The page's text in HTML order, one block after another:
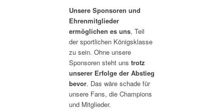
Unsere Sponsoren und
Ehrenmitglieder
ermöglichen es uns, Teil
der sportlichen Königsklasse
zu sein. Ohne unsere
Sponsoren steht uns trotz
unserer Erfolge der Abstieg
bevor. Das wäre schade für
unsere Fans, die Champions
und Mitglieder.